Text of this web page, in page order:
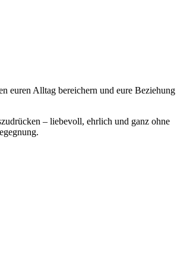
euren Alltag bereichern und eure Beziehung
– liebevoll, ehrlich und ganz ohne